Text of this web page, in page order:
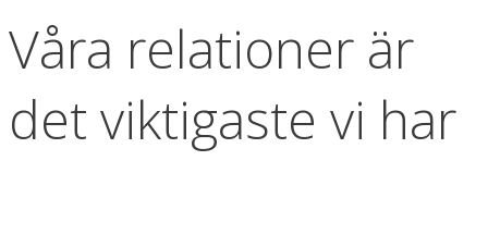
Våra relationer är
det viktigaste vi har